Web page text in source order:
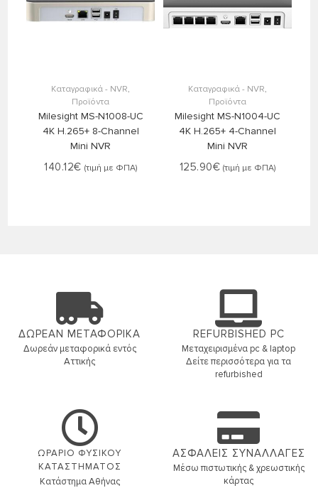
Καταγραφικά - NVR,
Προϊόντα
Milesight MS-N1008-UC
4K H.265+ 8-Channel
Mini NVR
140.12€ (τιμή με ΦΠΑ)
Καταγραφικά - NVR,
Προϊόντα
Milesight MS-N1004-UC
4K H.265+ 4-Channel
Mini NVR
125.90€ (τιμή με ΦΠΑ)
ΔΩΡΕΑΝ ΜΕΤΑΦΟΡΙΚΑ
Δωρεάν μεταφορικά εντός
Αττικής
REFURBISHED PC
Μεταχειρισμένα pc & laptop
Δείτε περισσότερα για τα
refurbished
ΩΡΑΡΙΟ ΦΥΣΙΚΟΥ
ΚΑΤΑΣΤΗΜΑΤΟΣ
Κατάστημα Αθήνας
ΑΣΦΑΛΕΙΣ ΣΥΝΑΛΛΑΓΕΣ
Μέσω πιστωτικής & χρεωστικής
κάρτας